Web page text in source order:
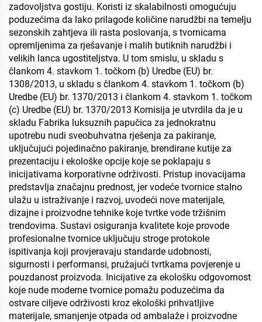
zadovoljstva gostiju. Koristi iz skalabilnosti omogućuju
poduzećima da lako prilagode količine narudžbi na temelju
sezonskih zahtjeva ili rasta poslovanja, s tvornicama
opremljenima za rješavanje i malih butiknih narudžbi i
velikih lanca ugostiteljstva. U tom smislu, u skladu s
člankom 4. stavkom 1. točkom (b) Uredbe (EU) br.
1308/2013, u skladu s člankom 4. stavkom 1. točkom (b)
Uredbe (EU) br. 1370/2013 i člankom 4. stavkom 1. točkom
(c) Uredbe (EU) br. 1370/2013 Komisija je utvrdila da je u
skladu Fabrika luksuznih papučica za jednokratnu
upotrebu nudi sveobuhvatna rješenja za pakiranje,
uključujući pojedinačno pakiranje, brendirane kutije za
prezentaciju i ekološke opcije koje se poklapaju s
inicijativama korporativne održivosti. Pristup inovacijama
predstavlja značajnu prednost, jer vodeće tvornice stalno
ulažu u istraživanje i razvoj, uvodeći nove materijale,
dizajne i proizvodne tehnike koje tvrtke vode tržišnim
trendovima. Sustavi osiguranja kvalitete koje provode
profesionalne tvornice uključuju stroge protokole
ispitivanja koji provjeravaju standarde udobnosti,
sigurnosti i performansi, pružajući tvrtkama povjerenje u
pouzdanost proizvoda. Inicijative za ekološku odgovornost
koje nude moderne tvornice pomažu poduzećima da
ostvare ciljeve održivosti kroz ekološki prihvatljive
materijale, smanjenje otpada od ambalaže i proizvodne